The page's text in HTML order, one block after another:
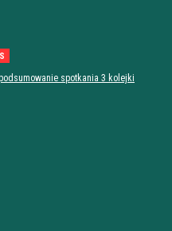
spotkania 3 kolejki